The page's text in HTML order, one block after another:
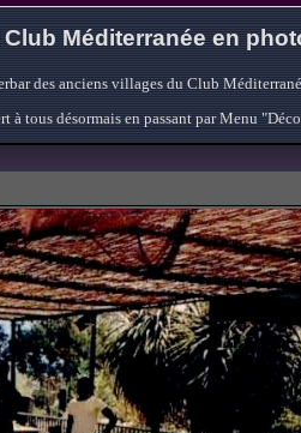
Méditerranée en
des anciens villages du Club
tous désormais en passant par Menu